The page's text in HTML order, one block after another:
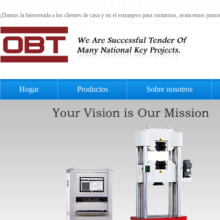
¡Damos la bienvenida a los clientes de casa y en el extranjero para visitarnos, avancemos
Hogar Productos Sobre nosotros